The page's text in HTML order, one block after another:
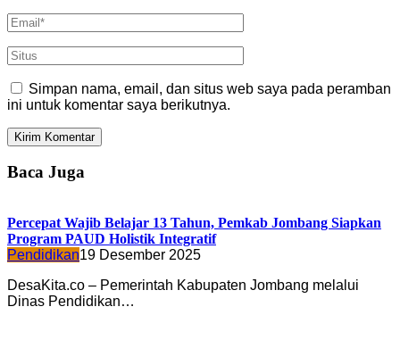
Simpan nama, email, dan situs web saya pada peramban
ini untuk komentar saya berikutnya.
Baca Juga
Percepat Wajib Belajar 13 Tahun, Pemkab Jombang Siapkan
Program PAUD Holistik Integratif
Pendidikan19 Desember 2025
DesaKita.co – Pemerintah Kabupaten Jombang melalui
Dinas Pendidikan…